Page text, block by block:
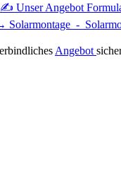
✍ Unser Angebot
Solarmontage -
Angebot